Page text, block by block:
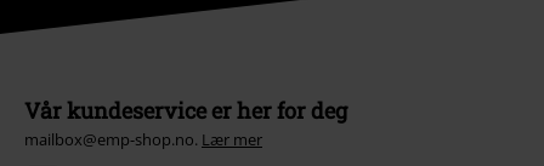
Vår kundeservice er her for deg
mailbox@emp-shop.no. Lær mer